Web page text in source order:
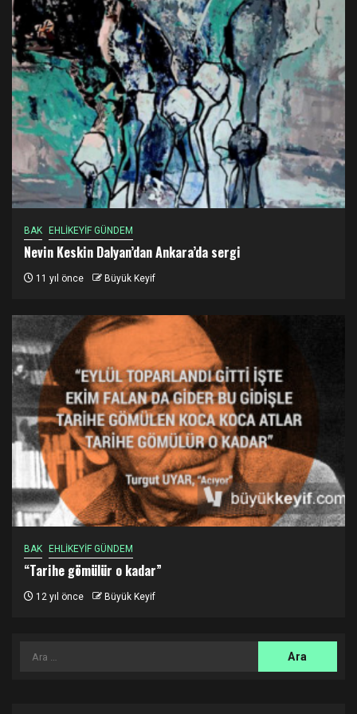
BAK EHLİKEYİF GÜNDEM
Nevin Keskin Dalyan’dan Ankara’da sergi
11 yıl önce Büyük Keyif
BAK EHLİKEYİF GÜNDEM
“Tarihe gömülür o kadar”
12 yıl önce Büyük Keyif
Arama: